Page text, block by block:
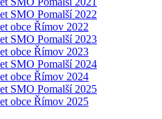
SMO Pomalší 2022
obce Římov 2022
SMO Pomalší 2023
obce Římov 2023
SMO Pomalší 2024
obce Římov 2024
SMO Pomalší 2025
obce Římov 2025